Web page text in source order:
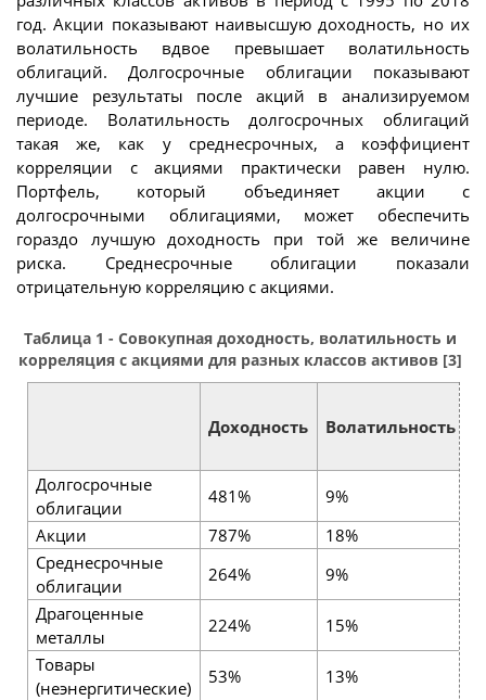
год. Акции показывают наивысшую доходность, но их
волатильность вдвое превышает волатильность
облигаций. Долгосрочные облигации показывают
лучшие результаты после акций в анализируемом
периоде. Волатильность долгосрочных облигаций
такая же, как у среднесрочных, а коэффициент
корреляции с акциями практически равен нулю.
Портфель, который объединяет акции с
долгосрочными облигациями, может обеспечить
гораздо лучшую доходность при той же величине
риска. Среднесрочные облигации показали
отрицательную корреляцию с акциями.
Таблица 1 - Совокупная доходность, волатильность и
корреляция с акциями для разных классов активов [3]
Доходность Волатильность
Долгосрочные
облигации
481% 9%
Акции
787% 18%
Среднесрочные
облигации
264% 9%
Драгоценные
металлы
224% 15%
Товары
(неэнергитические)
53% 13%